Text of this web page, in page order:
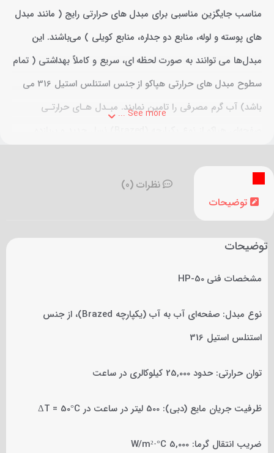
مناسب جایگزین مناسبی برای مبدل های حرارتی رایج ( مانند مبدل
های پوسته و لوله، منابع دو جداره، منابع کویلی ) می‌باشند. این
مبدل‌ها می توانند به صورت لحظه ای، سریع و کاملاً بهداشتی ( تمام
سطوح مبدل های حرارتی هپاکو از جنس استنلس استیل 316 می
باشد) آب گرم مصرفی را تامین نمایند. مبـدل هـای حرارتـی
5000W/M2C دارای راندمان بسیار زیادی در انتقال گرما بین دو سیال
می‌باشد.
See more ...
توضیحات
نظرات (0)
توضیحات
مشخصات فنی HP-50
نوع مبدل: صفحه‌ای آب به آب (یکپارچه Brazed)، از جنس
استنلس استیل 316
توان حرارتی: حدود 25,000 کیلوکالری در ساعت
ظرفیت جریان مایع (دبی): 500 لیتر در ساعت در ΔT = 50°C
ضریب انتقال گرما: 5,000 W/m²·°C